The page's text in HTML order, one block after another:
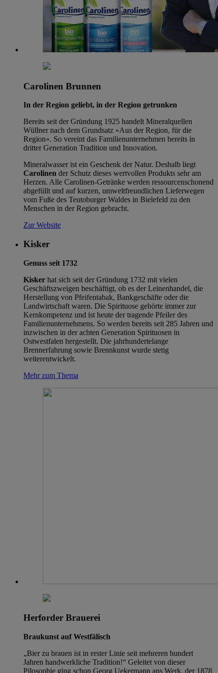
Carolinen Brunnen
In der Region geliebt, in der Region getrunken
Bereits seit der Gründung 1925 handelt Mineralquellen
Wüllner nach dem Grundsatz »Aus der Region, für die
Region«. So vereint das Familienunternehmen bereits in
dritter Generation Tradition und Innovation.
Mineralwasser ist ein Geschenk der Natur. Deshalb liegt
Carolinen der Schutz dieses wertvollen Produkts sehr am
Herzen. Alle Carolinen-Getränke werden ressourcenschonend
abgefüllt und auf kurzen, umweltfreundlichen Lieferwegen
vom Fuße des Teutoburger Waldes in Bielefeld zu den
Menschen in der Region gebracht.
Zur Website
Kisker
Genuss seit 1732
Kisker hat sich seit der Gründung 1732 mit vielen
Geschäftszweigen beschäftigt, ob es der Leinenhandel, die
Herstellung von Pfeifentabak, Bankgeschäfte oder die
Landwirtschaft waren. Die Spirituose gehörte immer zur
Kernkompetenz und ist heute der tragende Pfeiler des
Familienunternehmens. So werden bereits seit 285 Jahren und
inzwischen in der achten Generation Spirituosen in
Ostwestfalen hergestellt. Die jahrhundertelange
Brennerfahrung sowie Brennkunst wurde stetig
weiterentwickelt.
Mehr zum Thema
Herforder Brauerei
Braukunst auf Westfälisch
„Bier zu brauen ist in erster Linie seit mehreren hundert
Jahren handwerkliche Tradition!“ Geleitet von dieser
Pilosophie ging schon Georg Uekermann ans Werk, der 1878